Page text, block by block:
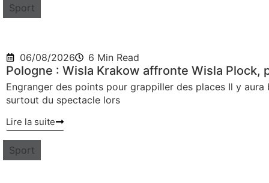
Sport
06/08/2026 6 Min Read
Pologne : Wisla Krakow affronte Wisla Plock,
Engranger des points pour grappiller des places Il y
surtout du spectacle lors
Lire la suite
Sport